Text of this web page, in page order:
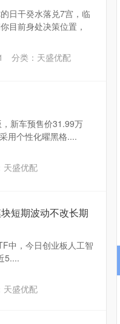
日干癸水落兑7宫，临
目前身处决策位置，
分类： 天盛优配
新车预售价31.99万
用个性化曜黑格....
天盛优配
短期波动不改长期
中，今日创业板人工智
5....
天盛优配